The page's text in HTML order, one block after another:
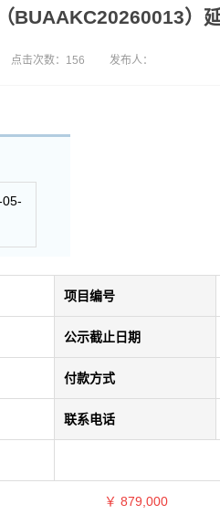
BUAAKC20260013）
点击次数： 156 发布人：
05-
项目编号
公示截止日期
付款方式
联系电话
￥ 879,000